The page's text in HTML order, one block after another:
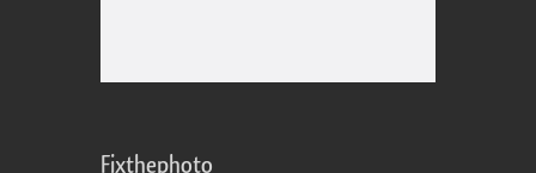
Fixthephoto